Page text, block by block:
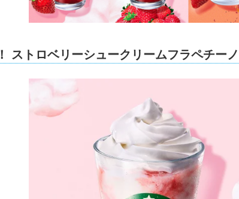
ストロベリーシュークリームフラペチー